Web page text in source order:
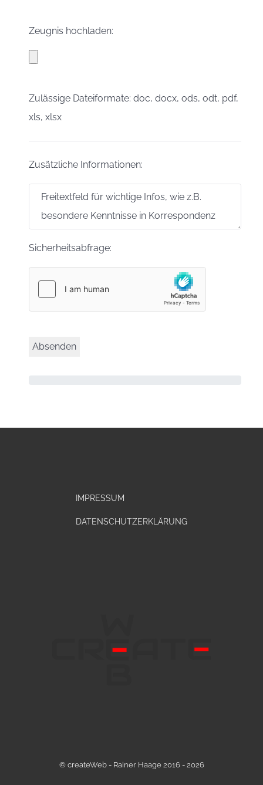
Zeugnis hochladen:
Zulässige Dateiformate: doc, docx, ods, odt, pdf,
xls, xlsx
Zusätzliche Informationen:
Sicherheitsabfrage:
IMPRESSUM
DATENSCHUTZERKLÄRUNG
© createWeb - Rainer Haage 2016 - 2026